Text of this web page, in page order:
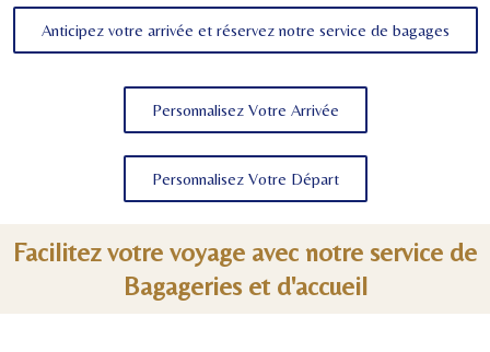
Anticipez votre arrivée et réservez notre service de bagages
Personnalisez Votre Arrivée
Personnalisez Votre Départ
Facilitez votre voyage avec notre service de
Bagageries et d'accueil